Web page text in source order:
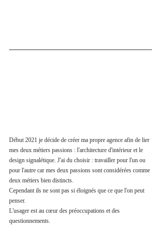
Début 2021 je décide de créer ma propre agence afin de lier
mes deux métiers passions : l'architecture d'intérieur et le
design signalétique. J'ai du choisir : travailler pour l'un ou
pour l'autre car mes deux passions sont considérées comme
deux métiers bien distincts.
Cependant ils ne sont pas si éloignés que ce que l'on peut
penser.
L'usager est au cœur des préoccupations et des
questionnements.